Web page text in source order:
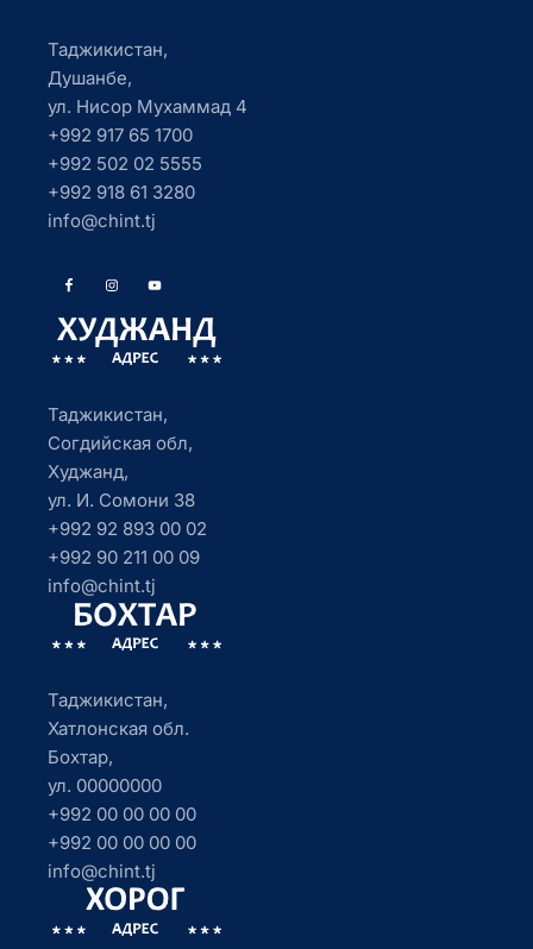
Таджикистан,
Душанбе,
ул. Нисор Мухаммад 4
+992 917 65 1700
+992 502 02 5555
+992 918 61 3280
info@chint.tj
Таджикистан,
Согдийская обл,
Худжанд,
ул. И. Сомони 38
+992 92 893 00 02
+992 90 211 00 09
info@chint.tj
Таджикистан,
Хатлонская обл.
Бохтар,
ул. 00000000
+992 00 00 00 00
+992 00 00 00 00
info@chint.tj